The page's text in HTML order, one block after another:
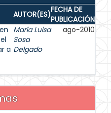
AUTOR(ES)FECHA DE
PUBLICACIÓN
a
María Luisa
Sosa
Delgado
ago-2010